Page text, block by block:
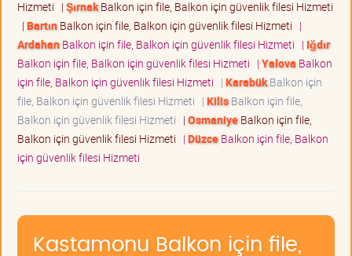
Hizmeti | ŞırnakBalkon için file, Balkon için güvenlik filesi Hizmeti
| BartınBalkon için file, Balkon için güvenlik filesi Hizmeti |
ArdahanBalkon için file, Balkon için güvenlik filesi Hizmeti | Iğdır
Balkon için file, Balkon için güvenlik filesi Hizmeti | Yalova Balkon
için file, Balkon için güvenlik filesi Hizmeti | KarabükBalkon için
file, Balkon için güvenlik filesi Hizmeti | KilisBalkon için file,
Balkon için güvenlik filesi Hizmeti | OsmaniyeBalkon için file,
Balkon için güvenlik filesi Hizmeti | DüzceBalkon için file, Balkon
için güvenlik filesi Hizmeti
Kastamonu Balkon için file,